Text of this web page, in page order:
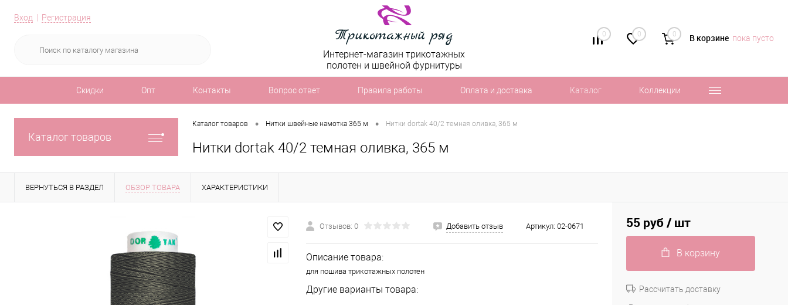
Вход Регистрация
0 0 0 В корзине пока пусто
Интернет-магазин трикотажных
полотен и швейной фурнитуры
Скидки Опт Контакты Вопрос ответ Правила работы Оплата и доставка Каталог Коллекции
Каталог товаров
Каталог товаров • Нитки швейные намотка 365 м • Нитки dortak 40/2 темная оливка, 365 м
Нитки dortak 40/2 темная оливка, 365 м
ВЕРНУТЬСЯ В РАЗДЕЛ ОБЗОР ТОВАРА ХАРАКТЕРИСТИКИ
Отзывов: 0 Добавить отзыв Артикул: 02-0671
Описание товара:
для пошива трикотажных полотен
Другие варианты товара:
55 руб/ шт
В корзину
Рассчитать доставку